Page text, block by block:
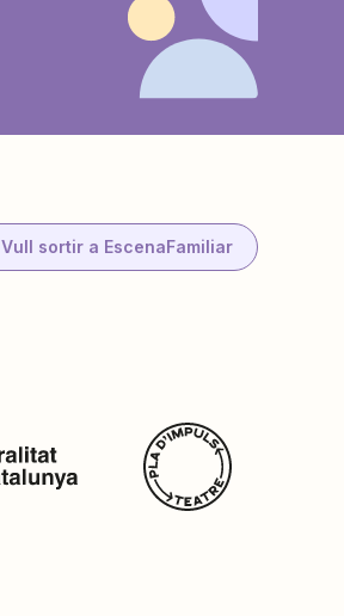
Vull sortir a EscenaFamiliar